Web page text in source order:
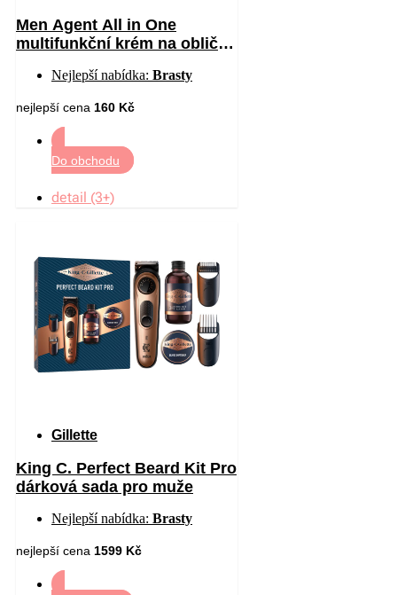
Men Agent All in One
multifunkční krém na obličej
Nejlepší nabídka: Brasty
nejlepší cena 160 Kč
Do obchodu
detail (3+)
Gillette
King C. Perfect Beard Kit Pro
dárková sada pro muže
Nejlepší nabídka: Brasty
nejlepší cena 1599 Kč